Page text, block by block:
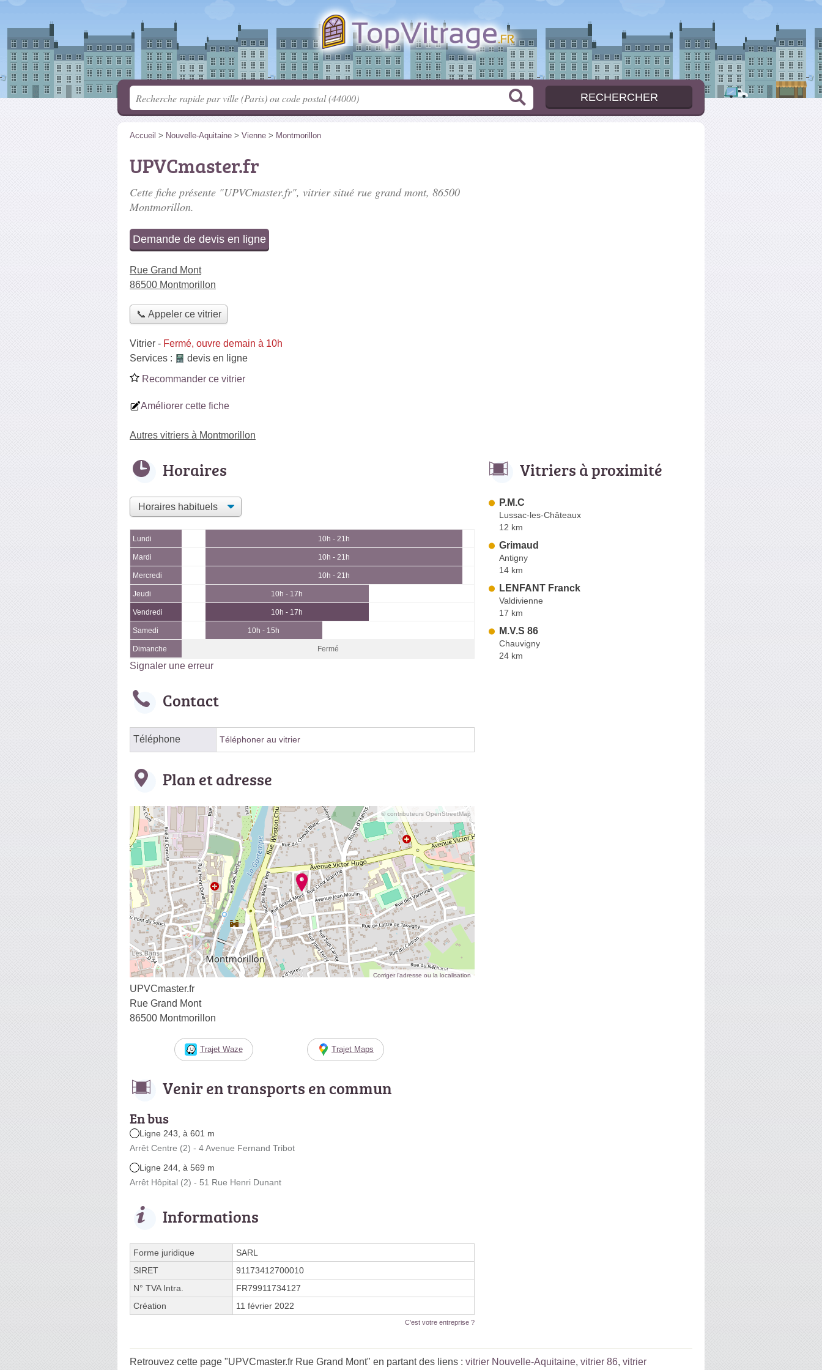
Accueil > Nouvelle-Aquitaine > Vienne > Montmorillon
UPVCmaster.fr
Cette fiche présente "UPVCmaster.fr", vitrier situé rue grand mont, 86500
Montmorillon.
Demande de devis en ligne
Rue Grand Mont
86500 Montmorillon
📞 Appeler ce vitrier
Vitrier - Fermé, ouvre demain à 10h
Services :
devis en ligne
Recommander ce vitrier
Améliorer cette fiche
Autres vitriers à Montmorillon
Horaires
Lundi 10h - 21h
Mardi 10h - 21h
Mercredi 10h - 21h
Jeudi 10h - 17h
Vendredi 10h - 17h
Samedi 10h - 15h
Dimanche Fermé
Signaler une erreur
Contact
Téléphone Téléphoner au vitrier
Plan et adresse
© contributeurs OpenStreetMap
Corriger l’adresse ou la localisation
UPVCmaster.fr
Rue Grand Mont
86500 Montmorillon
Trajet Waze Trajet Maps
Venir en transports en commun
En bus
Ligne 243, à 601 m
Arrêt Centre (2) - 4 Avenue Fernand Tribot
Ligne 244, à 569 m
Arrêt Hôpital (2) - 51 Rue Henri Dunant
Informations
Forme juridique
SARL
SIRET
91173412700010
N° TVA Intra.
FR79911734127
Création
11 février 2022
C'est votre entreprise ?
Vitriers à proximité
P.M.C
Lussac-les-Châteaux
12 km
Grimaud
Antigny
14 km
LENFANT Franck
Valdivienne
17 km
M.V.S 86
Chauvigny
24 km
Retrouvez cette page "UPVCmaster.fr Rue Grand Mont" en partant des liens : vitrier Nouvelle-Aquitaine, vitrier 86, vitrier